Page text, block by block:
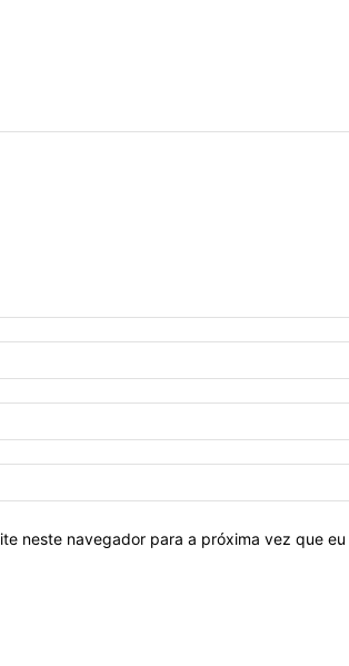
neste navegador para a próxima vez que eu